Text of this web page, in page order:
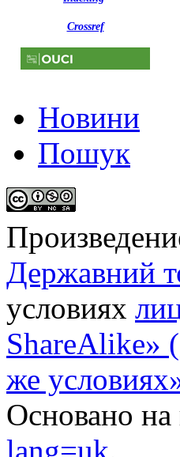
Crossref
Новини
Пошук
Державний
условиях
ShareAlike»
же
Основано